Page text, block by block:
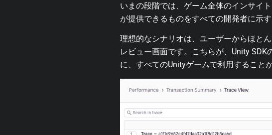
いまの段階では、ゲーム全体のインサイ
が提供できるものをすべての開発者に示す
理想的なシナリオは、ユーザーからほと
レビュー画面です。こちらが、Unity
に、すべてのUnityゲームで利用すること